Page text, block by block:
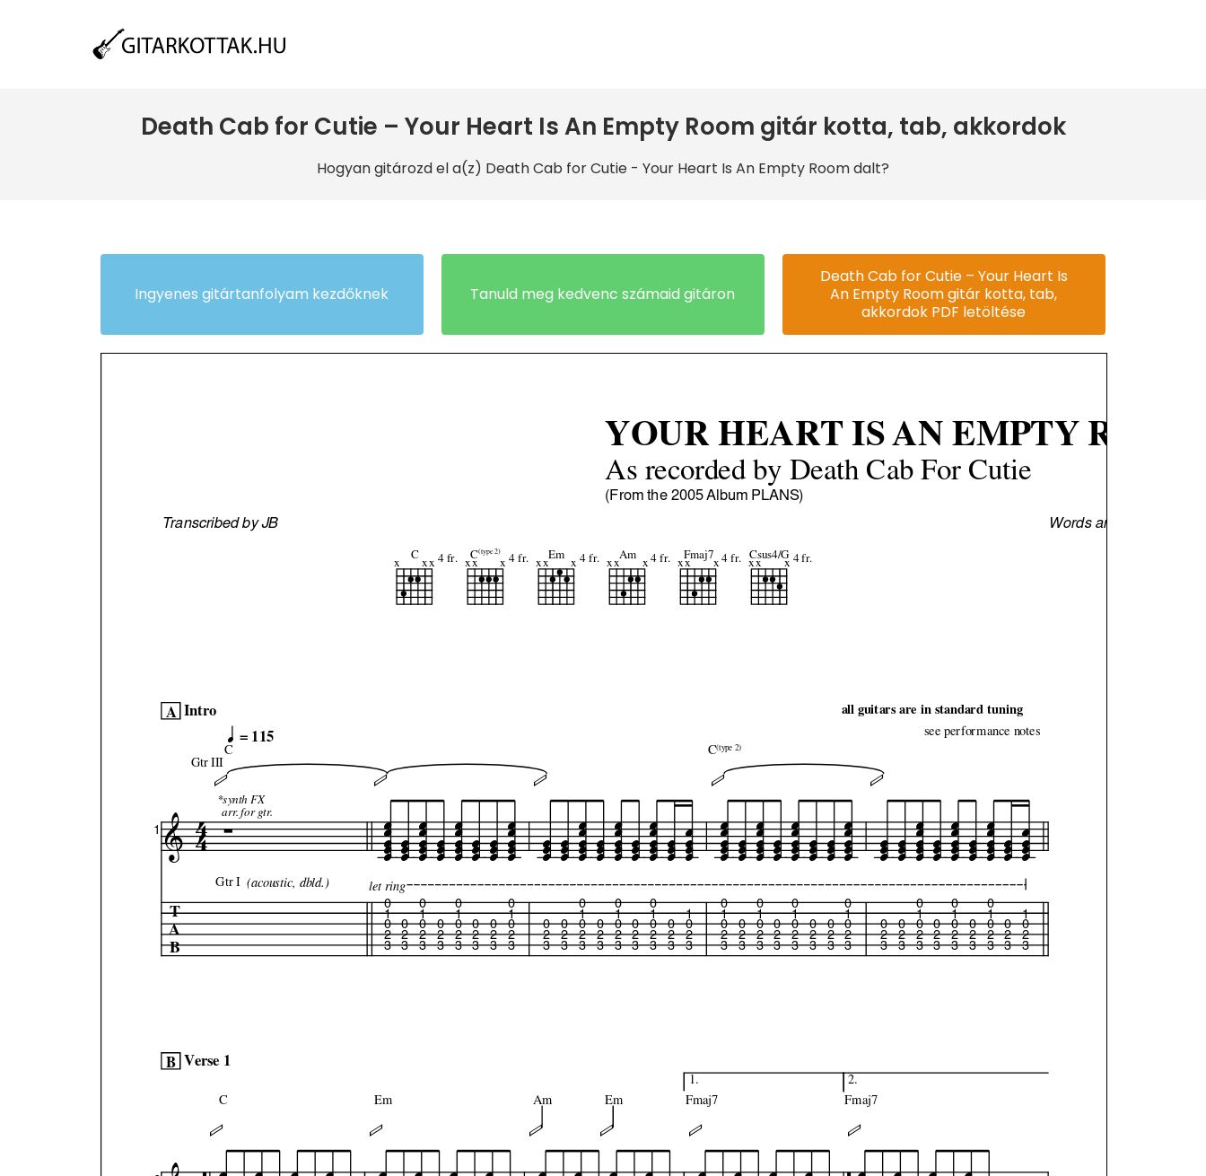
Death Cab for Cutie – Your Heart Is An Empty Room gitár kotta, tab, akkordok
Hogyan gitározd el a(z) Death Cab for Cutie - Your Heart Is An Empty Room dalt?
Ingyenes gitártanfolyam kezdőknek Tanuld meg kedvenc számaid gitáron
Death Cab for Cutie – Your Heart Is
An Empty Room gitár kotta, tab,
akkordok PDF letöltése